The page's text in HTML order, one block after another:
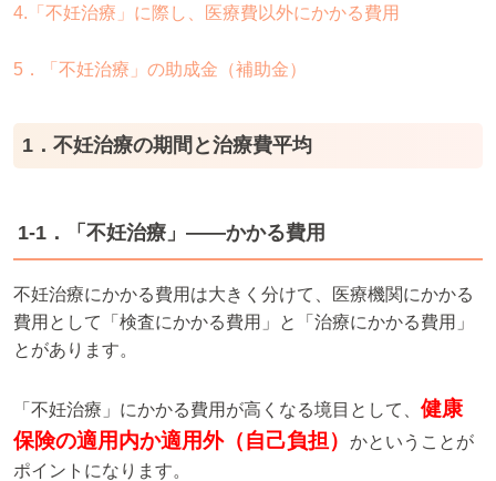
4.「不妊治療」に際し、医療費以外にかかる費用
5．「不妊治療」の助成金（補助金）
1．不妊治療の期間と治療費平均
1-1．「不妊治療」――かかる費用
不妊治療にかかる費用は大きく分けて、医療機関にかかる
費用として「検査にかかる費用」と「治療にかかる費用」
とがあります。
「不妊治療」にかかる費用が高くなる境目として、 健康
保険の適用内か適用外（自己負担）
かということが
ポイントになります。